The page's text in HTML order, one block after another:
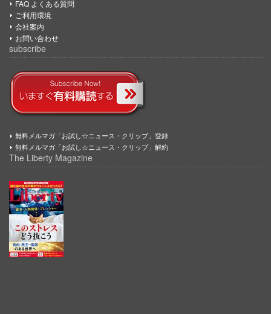
FAQ よくある質問
ご利用環境
会社案内
お問い合わせ
subscribe
無料メルマガ「お試し☆ニュース・クリップ」登録
無料メルマガ「お試し☆ニュース・クリップ」解約
The Liberty Magazine